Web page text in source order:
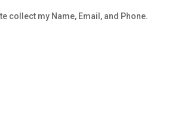
collect my Name, Email, and Phone.